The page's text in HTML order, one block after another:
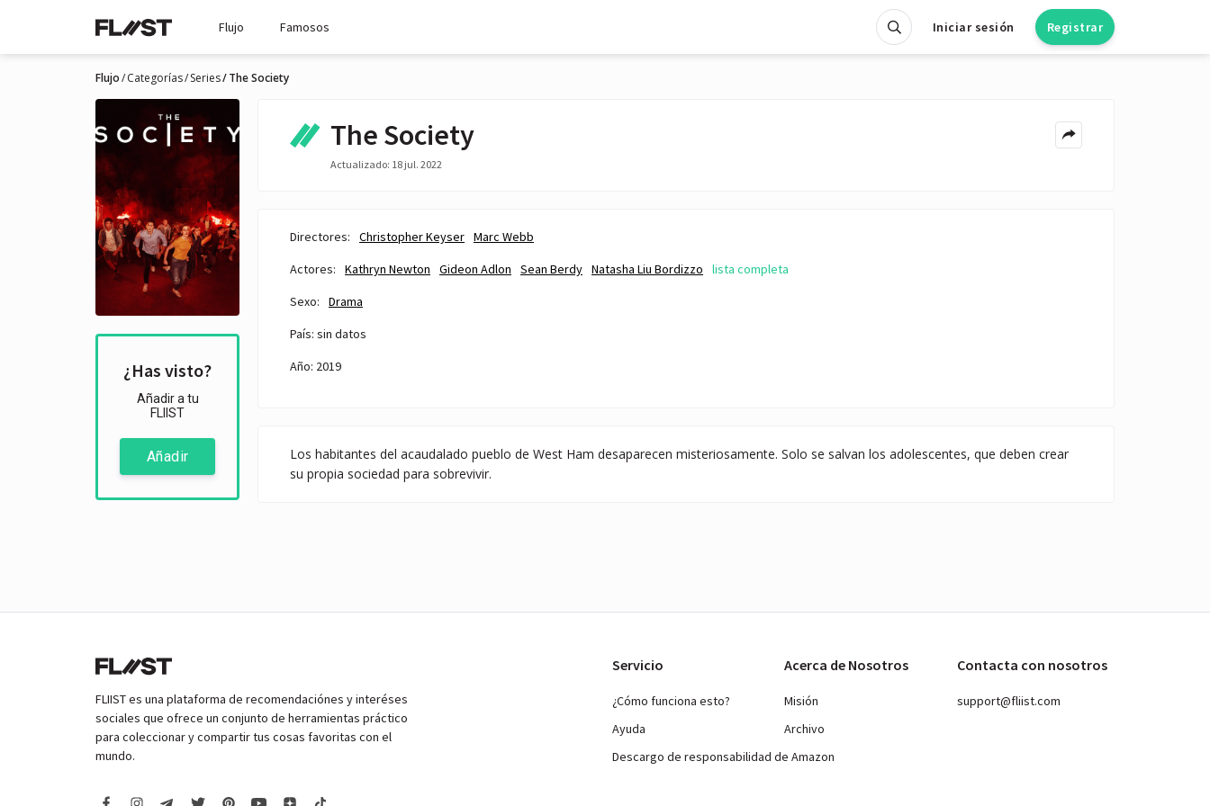
Flujo Famosos Iniciar sesión Registrar
Flujo Categorías Series The Society
¿Has visto?
Añadir a tu
FLIIST
Añadir
The Society
Actualizado: 18 jul. 2022
Directores: Christopher Keyser Marc Webb
Actores:
Kathryn Newton Gideon Adlon Sean Berdy Natasha Liu Bordizzo
lista completa
Sexo:
Drama
País: sin datos
Año: 2019
Los habitantes del acaudalado pueblo de West Ham desaparecen misteriosamente. Solo se salvan los adolescentes, que deben crear
su propia sociedad para sobrevivir.
FLIIST es una plataforma de recomendaciónes y interéses
sociales que ofrece un conjunto de herramientas práctico
para coleccionar y compartir tus cosas favoritas con el
mundo.
Servicio
¿Cómo funciona esto?
Ayuda
Descargo de responsabilidad de Amazon
Acerca de Nosotros
Misión
Archivo
Contacta con nosotros
support@fliist.com